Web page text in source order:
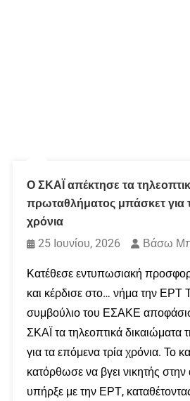
Ο ΣΚΑΪ απέκτησε τα
πρωταθλήματος μπάσκετ για
χρόνια
25 Ιουνίου, 2026
Βάσω
Κατέθεσε εντυπωσιακή
και κέρδισε στο… νήμα την ΕΡΤ
συμβούλιο του ΕΣΑΚΕ
ΣΚΑΪ τα τηλεοπτικά δικαιώματα
για τα επόμενα τρία χρόνια. Το
κατόρθωσε να βγει νικητής
υπήρξε με την ΕΡΤ,